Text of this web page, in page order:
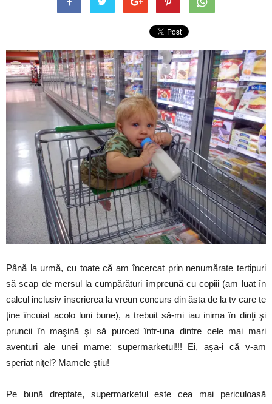
Până la urmă, cu toate că am încercat prin nenumărate tertipuri
să scap de mersul la cumpărături împreună cu copiii (am luat în
calcul inclusiv înscrierea la vreun concurs din ăsta de la tv care te
ţine încuiat acolo luni bune), a trebuit să-mi iau inima în dinţi şi
pruncii în maşină şi să purced într-una dintre cele mai mari
aventuri ale unei mame: supermarketul!!! Ei, aşa-i că v-am
speriat niţel? Mamele ştiu!
Pe bună dreptate, supermarketul este cea mai periculoasă